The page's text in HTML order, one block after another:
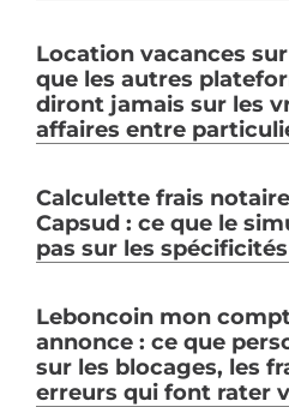
Location vacances
que les autres
diront jamais sur les
affaires entre
Calculette frais
Capsud : ce que le
pas sur les
Leboncoin mon
annonce : ce que
sur les blocages, les
erreurs qui font rater